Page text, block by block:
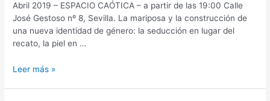
Abril 2019 – ESPACIO CAÓTICA – a partir de las 19:00 Calle
José Gestoso nº 8, Sevilla. La mariposa y la construcción de
una nueva identidad de género: la seducción en lugar del
recato, la piel en …
Leer más »